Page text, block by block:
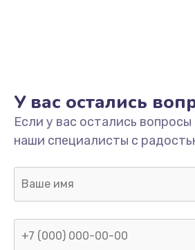
Заказать
У вас остались
Если у вас остались
наши специалисты с